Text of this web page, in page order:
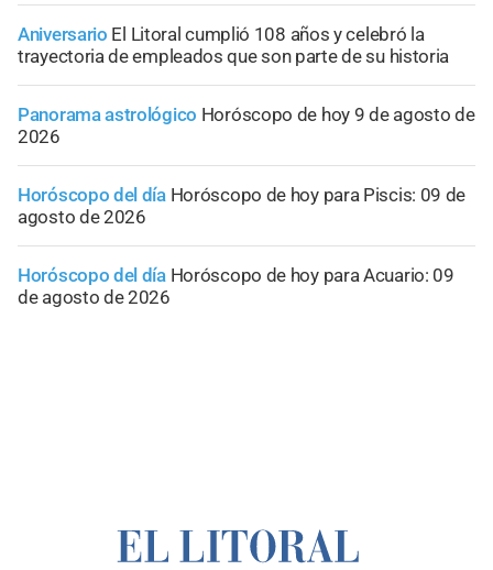
Aniversario El Litoral cumplió 108 años y celebró la
trayectoria de empleados que son parte de su historia
Panorama astrológico Horóscopo de hoy 9 de agosto de
2026
Horóscopo del día Horóscopo de hoy para Piscis: 09 de
agosto de 2026
Horóscopo del día Horóscopo de hoy para Acuario: 09
de agosto de 2026